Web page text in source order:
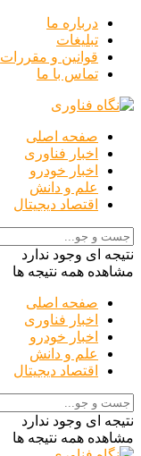
درباره ما
تبلیغات
قوانین و مقررات
تماس با ما
صفحه اصلی
اخبار فناوری
اخبار خودرو
علم و دانش
اقتصاد دیجیتال
نتیجه ای وجود ندارد
مشاهده همه نتیجه ها
صفحه اصلی
اخبار فناوری
اخبار خودرو
علم و دانش
اقتصاد دیجیتال
نتیجه ای وجود ندارد
مشاهده همه نتیجه ها